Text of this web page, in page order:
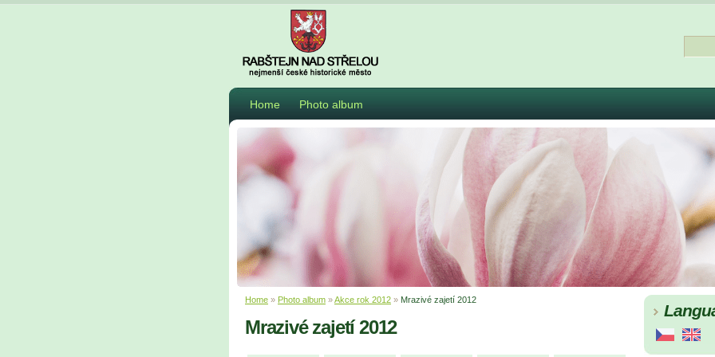
Home Photo album
Home » Photo album »Akce rok 2012 » Mrazivé zajetí 2012
Mrazivé zajetí 2012